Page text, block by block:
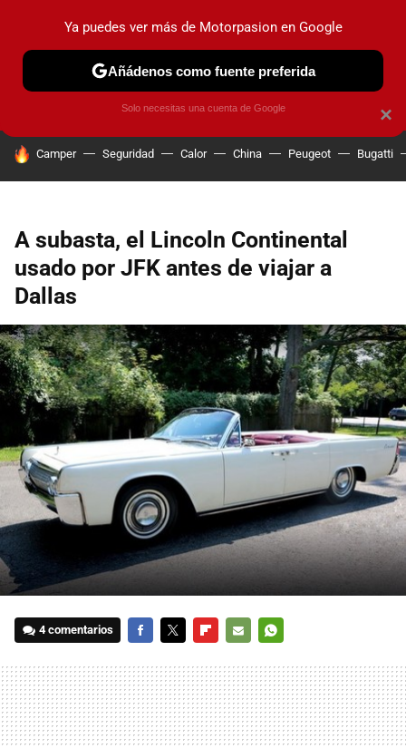
PRUEBAS COCHES ELÉCTRICOS OBSERVATORIO
HOY SE HABLA DE
Camper Seguridad Calor China Peugeot Bugatti
A subasta, el Lincoln Continental
usado por JFK antes de viajar a
Dallas
4 comentarios
MAIL
×
Ya puedes ver más de Motorpasion en Google
Añádenos como fuente preferida
Solo necesitas una cuenta de Google